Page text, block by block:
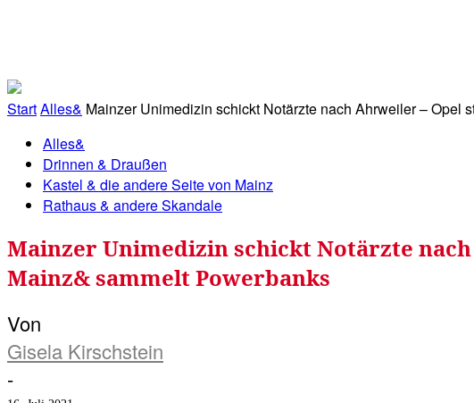
StartAlles& Mainzer Unimedizin schickt Notärzte nach Ahrweiler – Opel
Alles&
Drinnen & Draußen
Kastel & die andere Seite von Mainz
Rathaus & andere Skandale
Mainzer Unimedizin schickt Notärzte
Mainz& sammelt Powerbanks
Von
Gisela Kirschstein
-